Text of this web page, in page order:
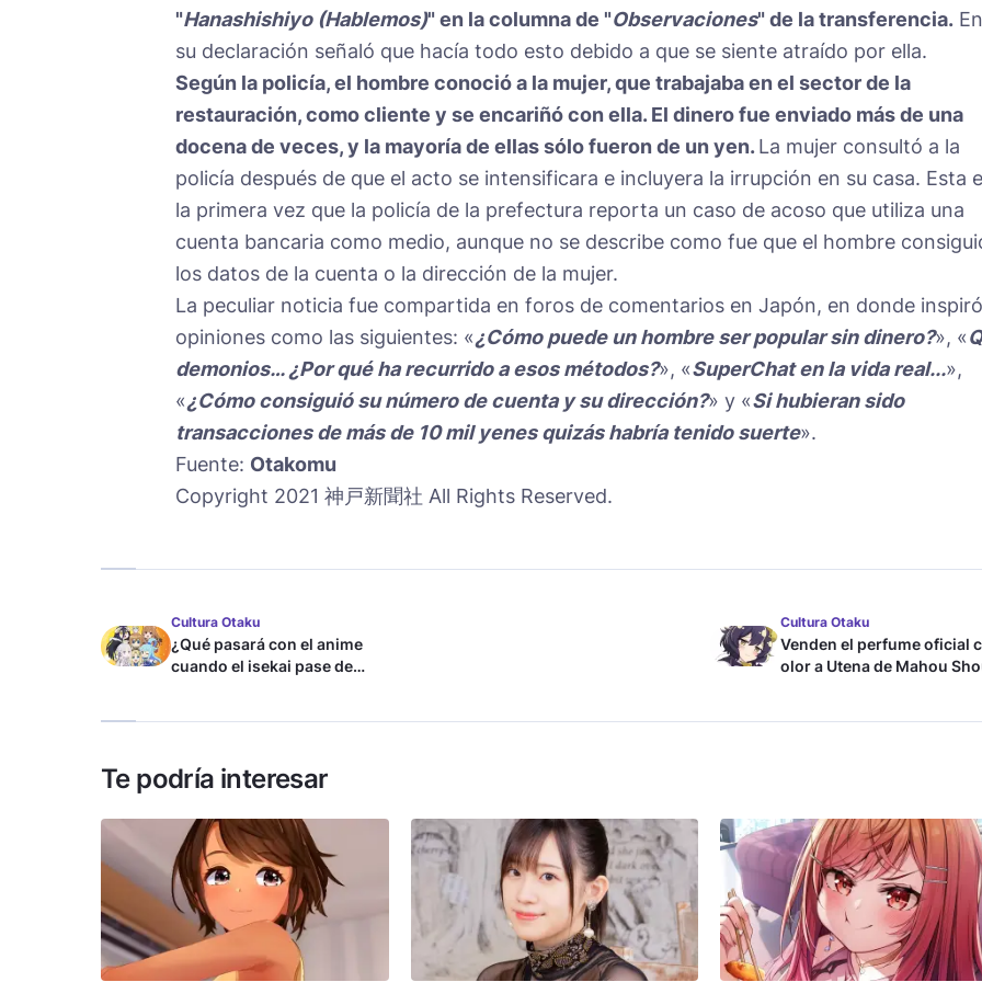
"Hanashishiyo (Hablemos)" en la columna de "Observaciones" de la transferencia. En
su declaración señaló que hacía todo esto debido a que se siente atraído por ella.
Según la policía, el hombre conoció a la mujer, que trabajaba en el sector de la
restauración, como cliente y se encariñó con ella. El dinero fue enviado más de una
docena de veces, y la mayoría de ellas sólo fueron de un yen.La mujer consultó a la
policía después de que el acto se intensificara e incluyera la irrupción en su casa. Esta
la primera vez que la policía de la prefectura reporta un caso de acoso que utiliza una
cuenta bancaria como medio, aunque no se describe como fue que el hombre
los datos de la cuenta o la dirección de la mujer.
La peculiar noticia fue compartida en foros de comentarios en Japón, en donde inspiró
opiniones como las siguientes: «¿Cómo puede un hombre ser popular sin dinero?», «
demonios… ¿Por qué ha recurrido a esos métodos?», «SuperChat en la vida real...»,
«¿Cómo consiguió su número de cuenta y su dirección?» y «Si hubieran sido
transacciones de más de 10 mil yenes quizás habría tenido suerte».
Fuente: Otakomu
Copyright 2021 神戸新聞社 All Rights Reserved.
Cultura Otaku
¿Qué pasará con el anime
cuando el isekai pase de
Cultura Otaku
Venden el perfume oficial
olor a Utena de Mahou
Te podría interesar